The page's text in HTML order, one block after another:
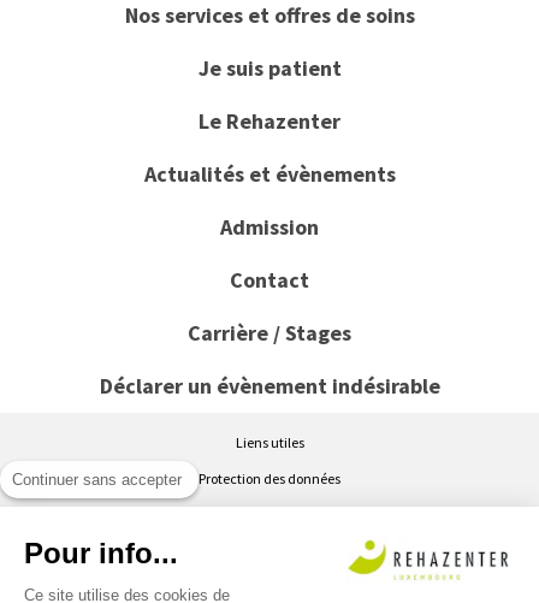
Nos services et offres de soins
Je suis patient
Le Rehazenter
Actualités et évènements
Admission
Contact
Carrière / Stages
Déclarer un évènement indésirable
Liens utiles
Protection des données
Accessibilité : partiellement conforme
Continuer sans accepter
Pour info...
Ce site utilise des cookies de